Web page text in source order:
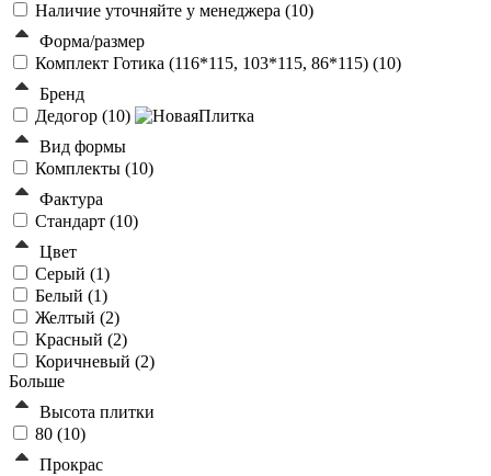
Наличие уточняйте у менеджера (10)
Форма/размер
Комплект Готика (116*115, 103*115, 86*115) (10)
Бренд
Дедогор (10)
Вид формы
Комплекты (10)
Фактура
Стандарт (10)
Цвет
Серый (1)
Белый (1)
Желтый (2)
Красный (2)
Коричневый (2)
Больше
Высота плитки
80 (10)
Прокрас